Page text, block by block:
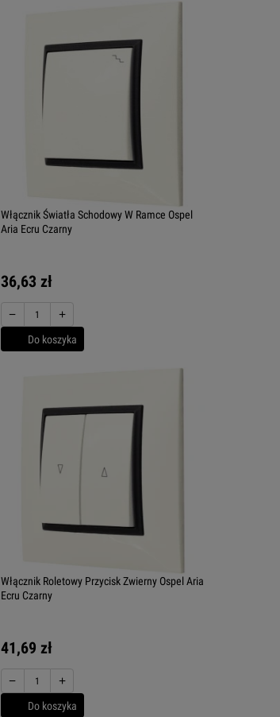
Włącznik Światła Schodowy W Ramce Ospel
Aria Ecru Czarny
36,63 zł
− +
Do koszyka
Włącznik Roletowy Przycisk Zwierny Ospel Aria
Ecru Czarny
41,69 zł
− +
Do koszyka